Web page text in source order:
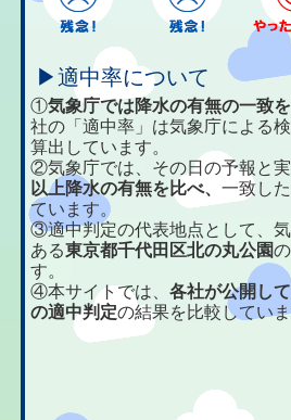
▶適中率について
①気象庁では降水の有無の一致
社の「適中率」は気象庁による
算出しています。
②気象庁では、その日の予報と
以上降水の有無を比べ、一致し
ています。
③適中判定の代表地点として、
ある東京都千代田区北の丸公園
す。
④本サイトでは、各社が公開し
の適中判定の結果を比較していま